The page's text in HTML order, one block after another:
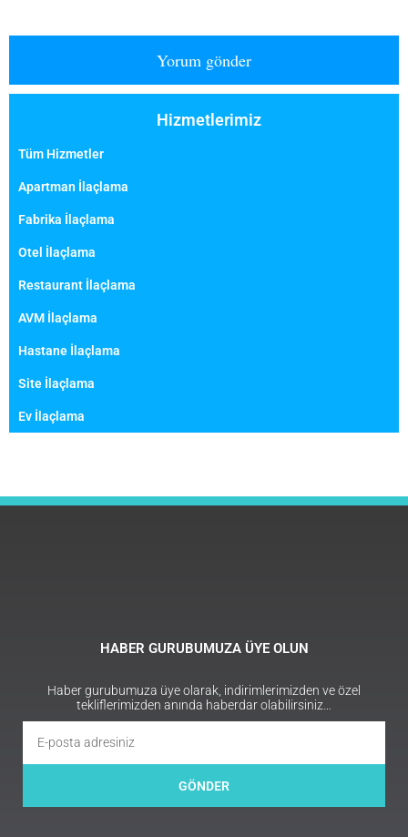
Hizmetlerimiz
Tüm Hizmetler
Apartman İlaçlama
Fabrika İlaçlama
Otel İlaçlama
Restaurant İlaçlama
AVM İlaçlama
Hastane İlaçlama
Site İlaçlama
Ev İlaçlama
HABER GURUBUMUZA ÜYE OLUN
Haber gurubumuza üye olarak, indirimlerimizden ve özel
tekliflerimizden anında haberdar olabilirsiniz…
GÖNDER